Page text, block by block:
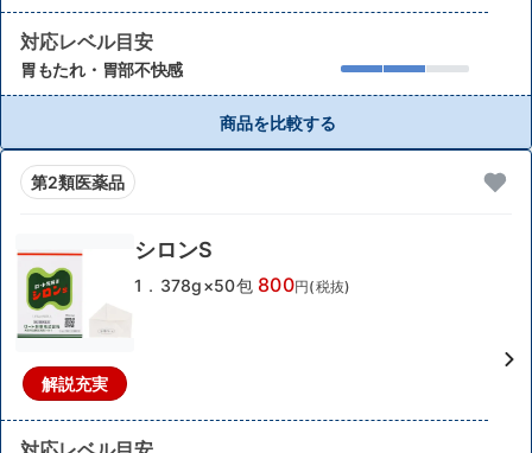
対応レベル目安
胃もたれ・胃部不快感
商品を比較する
第2類医薬品
解説充実
シロンS
1．378g×50包 800円(税抜)